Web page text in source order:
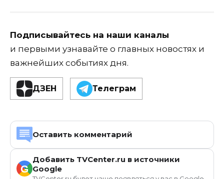
Подписывайтесь на наши каналы
и первыми узнавайте о главных новостях и
важнейших событиях дня.
ДЗЕН Телеграм
Оставить комментарий
G
Добавить TVCenter.ru в источники
Google